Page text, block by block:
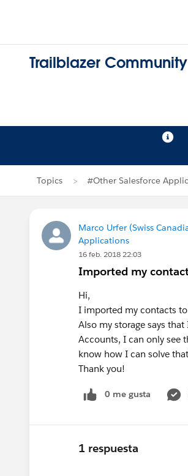
Trailblazer Community
Topics #Other Salesforce
Marco Urfer (Swiss
Applications
16 feb. 2018 22:03
Imported my
Hi,
I imported my contacts
Also my storage says
Accounts, I can only see
know how I can solve
Thank you!
0 me gusta
1 respuesta